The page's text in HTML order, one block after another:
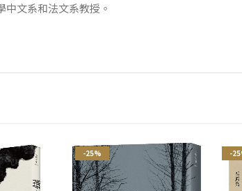
中文系和法文系教授。
-25% -